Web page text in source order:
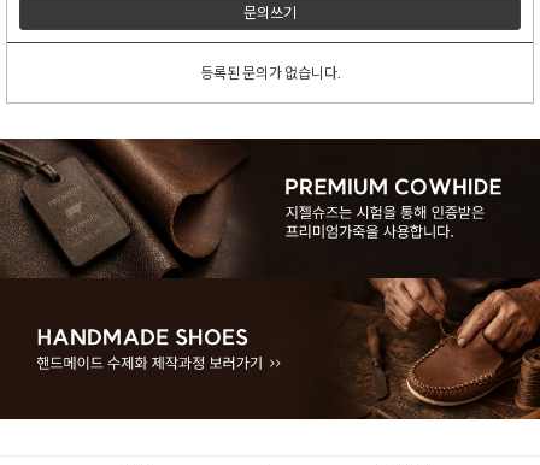
문의쓰기
등록된 문의가 없습니다.